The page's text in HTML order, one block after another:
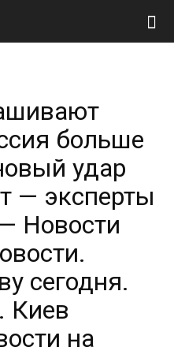
больше
удар
— эксперты
Новости
сегодня.
Киев
на